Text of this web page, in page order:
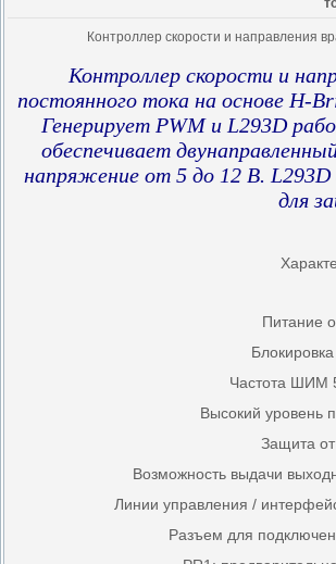
Контроллер скорости и направления
Контроллер скорости и
постоянного тока на основе H-
Генерирует PWM и L293D
обеспечивает
напряжение от 5 до 12 В.
для
Питание
Частота ШИМ
Высокий уровень
Защита
Возможность выдачи
Линии управления /
Разъем для